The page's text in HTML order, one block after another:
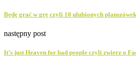
Będę grać w grę czyli 10 ulubionych
następny post
It’s just Heaven for bad people czyli zwierz o